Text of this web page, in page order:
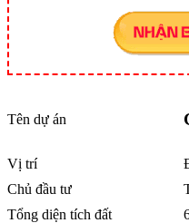
Tên dự án
Vị trí
Chủ đầu tư
Tổng diện tích đất